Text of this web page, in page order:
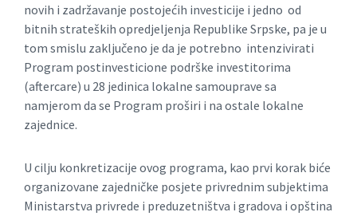
novih i zadržavanje postojećih investicije i jedno od
bitnih strateških opredjeljenja Republike Srpske, pa je u
tom smislu zaključeno je da je potrebno intenzivirati
Program postinvesticione podrške investitorima
(aftercare) u 28 jedinica lokalne samouprave sa
namjerom da se Program proširi i na ostale lokalne
zajednice.
U cilju konkretizacije ovog programa, kao prvi korak biće
organizovane zajedničke posjete privrednim subjektima
Ministarstva privrede i preduzetništva i gradova i opština